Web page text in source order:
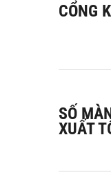
CỔNG
SỐ
XUẤT